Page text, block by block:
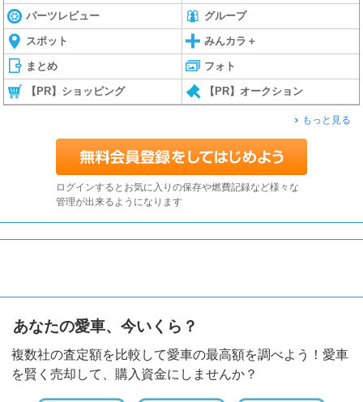
パーツレビュー グループ
スポット みんカラ＋
まとめ フォト
【PR】ショッピング 【PR】オークション
もっと見る
ログインするとお気に入りの保存や燃費記録など様々な
管理が出来るようになります
あなたの愛車、今いくら？
複数社の査定額を比較して愛車の最高額を調べよう！愛車
を賢く売却して、購入資金にしませんか？